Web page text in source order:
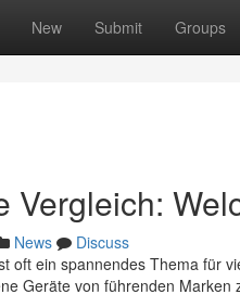
New Submit Groups
Vergleich:
News
Discuss
oft ein spannendes Thema für
Geräte von führenden Marken